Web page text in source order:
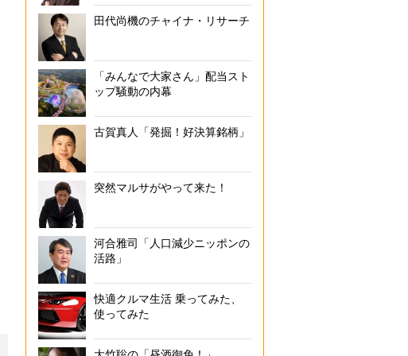
田代尚機のチャイナ・リサーチ
「みんなで大家さん」配当スト
ップ騒動の内幕
古賀真人「発掘！好決算銘柄」
突然マルサがやって来た！
河合雅司「人口減少ニッポンの
活路」
快適クルマ生活 乗ってみた、
使ってみた